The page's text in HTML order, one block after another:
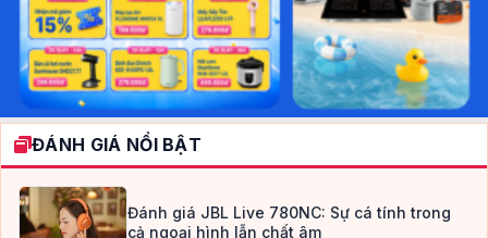
ĐÁNH GIÁ NỔI BẬT
Đánh giá JBL Live 780NC: Sự cá tính trong
cả ngoại hình lẫn chất âm